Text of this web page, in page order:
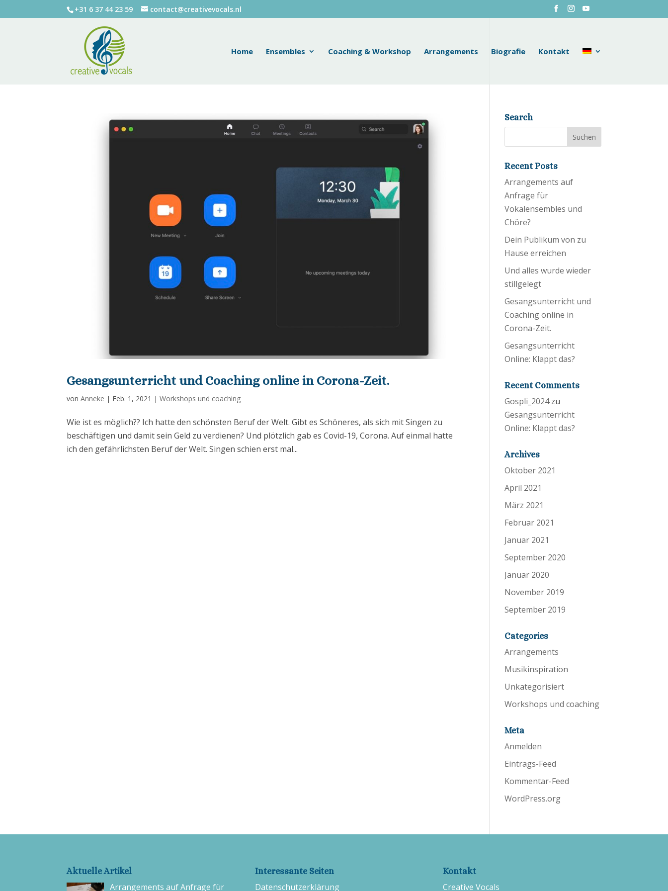
+31 6 37 44 23 59 contact@creativevocals.nl
Home Ensembles Coaching & Workshop Arrangements Biografie Kontakt
Gesangsunterricht und Coaching online in Corona-Zeit.
vonAnneke | Feb. 1, 2021 |Workshops und coaching
Wie ist es möglich?? Ich hatte den schönsten Beruf der Welt. Gibt es Schöneres, als sich mit Singen zu
beschäftigen und damit sein Geld zu verdienen? Und plötzlich gab es Covid-19, Corona. Auf einmal hatte
ich den gefährlichsten Beruf der Welt. Singen schien erst mal...
Search
Recent Posts
Arrangements auf
Anfrage für
Vokalensembles und
Chöre?
Dein Publikum von zu
Hause erreichen
Und alles wurde wieder
stillgelegt
Gesangsunterricht und
Coaching online in
Corona-Zeit.
Gesangsunterricht
Online: Klappt das?
Recent Comments
Gospli_2024zu
Gesangsunterricht
Online: Klappt das?
Archives
Oktober 2021
April 2021
März 2021
Februar 2021
Januar 2021
September 2020
Januar 2020
November 2019
September 2019
Categories
Arrangements
Musikinspiration
Unkategorisiert
Workshops und coaching
Meta
Anmelden
Eintrags-Feed
Kommentar-Feed
WordPress.org
Aktuelle Artikel
Arrangements auf Anfrage für
Interessante Seiten
Datenschutzerklärung
Kontakt
Creative Vocals